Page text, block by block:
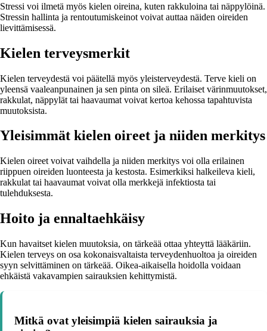
Stressi voi ilmetä myös kielen oireina, kuten rakkuloina tai näppylöinä.
Stressin hallinta ja rentoutumiskeinot voivat auttaa näiden oireiden
lievittämisessä.
Kielen terveysmerkit
Kielen terveydestä voi päätellä myös yleisterveydestä. Terve kieli on
yleensä vaaleanpunainen ja sen pinta on sileä. Erilaiset värinmuutokset,
rakkulat, näppylät tai haavaumat voivat kertoa kehossa tapahtuvista
muutoksista.
Yleisimmät kielen oireet ja niiden merkitys
Kielen oireet voivat vaihdella ja niiden merkitys voi olla erilainen
riippuen oireiden luonteesta ja kestosta. Esimerkiksi halkeileva kieli,
rakkulat tai haavaumat voivat olla merkkejä infektiosta tai
tulehduksesta.
Hoito ja ennaltaehkäisy
Kun havaitset kielen muutoksia, on tärkeää ottaa yhteyttä lääkäriin.
Kielen terveys on osa kokonaisvaltaista terveydenhuoltoa ja oireiden
syyn selvittäminen on tärkeää. Oikea-aikaisella hoidolla voidaan
ehkäistä vakavampien sairauksien kehittymistä.
Mitkä ovat yleisimpiä kielen sairauksia ja